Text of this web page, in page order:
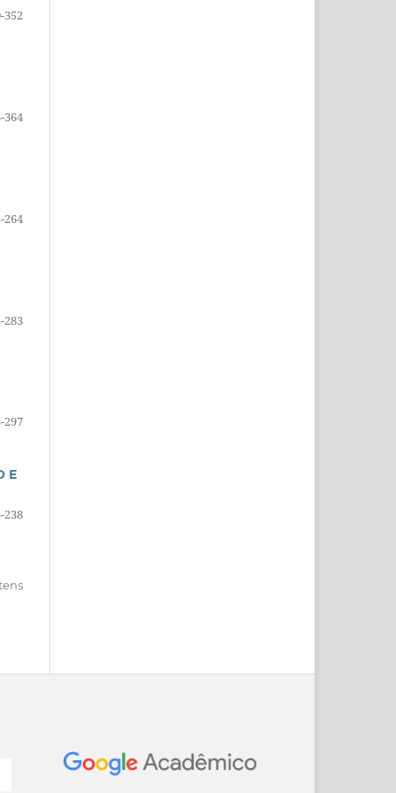
352
364
264
283
297
E
238